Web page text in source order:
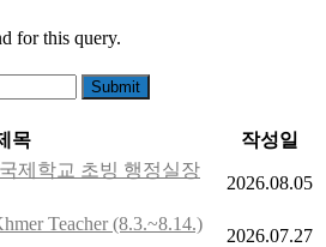
for this query.
Submit
목
작성일
제학교 초빙 행정실장
2026.08.05
Teacher (8.3.~8.14.)
2026.07.27